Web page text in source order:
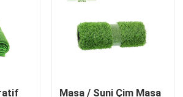
Masa / Suni Çim Masa